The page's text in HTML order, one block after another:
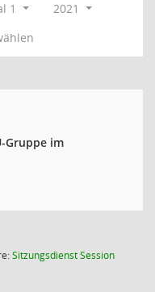
1
2021
Gruppe im
SitzungsdienstSession(Wird in